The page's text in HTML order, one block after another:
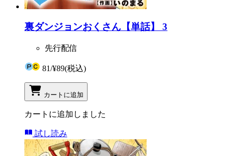
裏ダンジョンおくさん【単話】 3
先行配信
81/¥89(税込)
カートに追加
カートに追加しました
試し読み